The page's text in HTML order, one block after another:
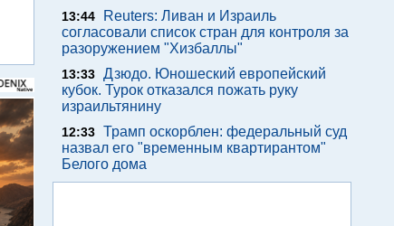
13:44
Reuters: Ливан и Израиль
согласовали список стран для контроля за
разоружением "Хизбаллы"
13:33 Дзюдо. Юношеский европейский
кубок. Турок отказался пожать руку
израильтянину
12:33 Трамп оскорблен: федеральный суд
назвал его "временным квартирантом"
Белого дома